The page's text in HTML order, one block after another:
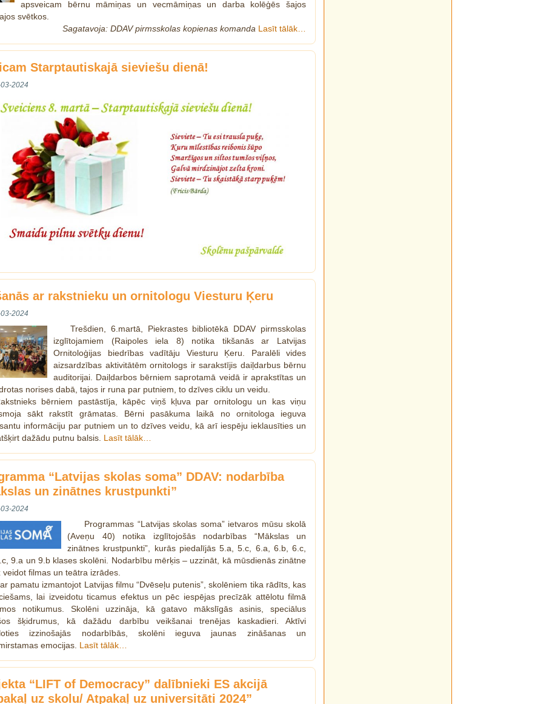
apsveicam bērnu māmiņas un vecmāmiņas un darba kolēģēs šajos
svētkos.
Sagatavoja: DDAV pirmsskolas kopienas komanda Lasīt tālāk…
Starptautiskajā sieviešu dienā!
2024
ar rakstnieku un ornitologu Viesturu Ķeru
2024
Trešdien, 6.martā, Piekrastes bibliotēkā DDAV pirmsskolas
izglītojamiem (Raipoles iela 8) notika tikšanās ar Latvijas
Ornitoloģijas biedrības vadītāju Viesturu Ķeru. Paralēli vides
aizsardzības aktivitātēm ornitologs ir sarakstījis daiļdarbus bērnu
auditorijai. Daiļdarbos bērniem saprotamā veidā ir aprakstītas un
norises dabā, tajos ir runa par putniem, to dzīves ciklu un veidu.
bērniem pastāstīja, kāpēc viņš kļuva par ornitologu un kas viņu
sākt rakstīt grāmatas. Bērni pasākuma laikā no ornitologa ieguva
informāciju par putniem un to dzīves veidu, kā arī iespēju ieklausīties un
dažādu putnu balsis. Lasīt tālāk…
“Latvijas skolas soma” DDAV: nodarbība
un zinātnes krustpunkti”
2024
Programmas “Latvijas skolas soma” ietvaros mūsu skolā
(Aveņu 40) notika izglītojošās nodarbības “Mākslas un
zinātnes krustpunkti”, kurās piedalījās 5.a, 5.c, 6.a, 6.b, 6.c,
9.a un 9.b klases skolēni. Nodarbību mērķis – uzzināt, kā mūsdienās zinātne
veidot filmas un teātra izrādes.
pamatu izmantojot Latvijas filmu “Dvēseļu putenis”, skolēniem tika rādīts, kas
lai izveidotu ticamus efektus un pēc iespējas precīzāk attēlotu filmā
notikumus. Skolēni uzzināja, kā gatavo mākslīgās asinis, speciālus
šķidrumus, kā dažādu darbību veikšanai trenējas kaskadieri. Aktīvi
izzinošajās nodarbībās, skolēni ieguva jaunas zināšanas un
emocijas. Lasīt tālāk…
“LIFT of Democracy” dalībnieki ES akcijā
uz skolu/ Atpakaļ uz universitāti 2024”